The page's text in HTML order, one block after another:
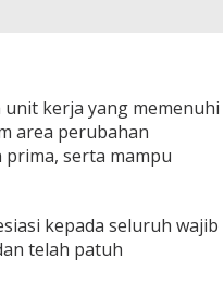
kerja yang memenuhi
area perubahan
serta mampu
kepada seluruh wajib
telah patuh